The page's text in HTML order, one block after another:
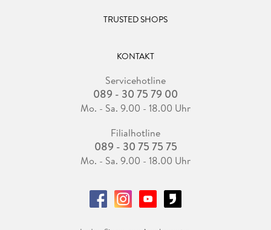
TRUSTED SHOPS
KONTAKT
Servicehotline
089 - 30 75 79 00
Mo. - Sa. 9.00 - 18.00 Uhr
Filialhotline
089 - 30 75 75 75
Mo. - Sa. 9.00 - 18.00 Uhr